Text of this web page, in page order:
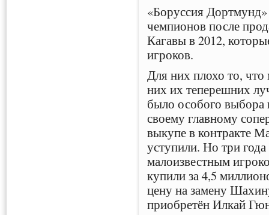
«Боруссия
чемпионов после
Кагавы в 2012,
игроков.
Для них плохо то, что
них их теперешних
было особого выбора
своему главному
выкупе в контракте
уступили. Но три
малоизвестным
купили за 4,5
цену на замену
приобретён Илкай